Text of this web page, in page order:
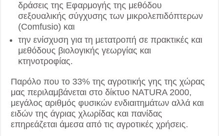
δράσεις της Εφαρμογής της μεθόδου
σεξουαλικής σύγχυσης των μικρολεπιδόπτερων
(Comfusio) και
την ενίσχυση για τη μετατροπή σε πρακτικές και
μεθόδους βιολογικής γεωργίας και
κτηνοτροφίας.
Παρόλο που το 33% της αγροτικής γης της χώρας
μας περιλαμβάνεται στο δίκτυο NATURA 2000,
μεγάλος αριθμός φυσικών ενδιαιτημάτων αλλά και
ειδών της άγριας χλωρίδας και πανίδας
επηρεάζεται άμεσα από τις αγροτικές χρήσεις.